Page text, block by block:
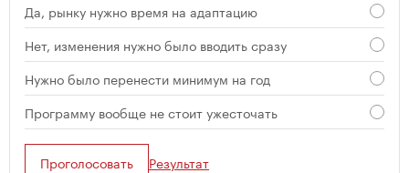
Да, рынку нужно время на адаптацию
Нет, изменения нужно было вводить сразу
Нужно было перенести минимум на год
Программу вообще не стоит ужесточать
Проголосовать Результат